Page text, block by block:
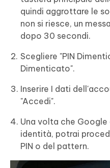
quindi aggrottare le
non si riesce, un
dopo 30 secondi.
Scegliere "PIN
Dimenticato".
Inserire I dati
"Accedi".
Una volta che
identità, potrai
PIN o del pattern.